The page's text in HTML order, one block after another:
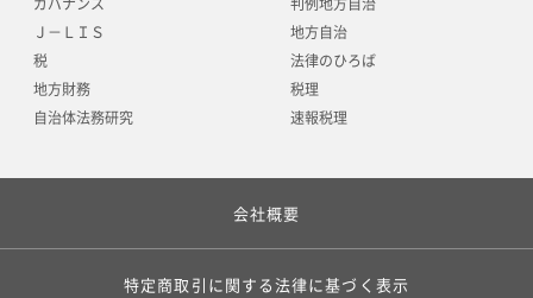
Ｊ－ＬＩＳ
税
地方財務
自治体法務研究
地方自治
法律のひろば
税理
速報税理
会社概要
特定商取引に関する法律に基づく表示